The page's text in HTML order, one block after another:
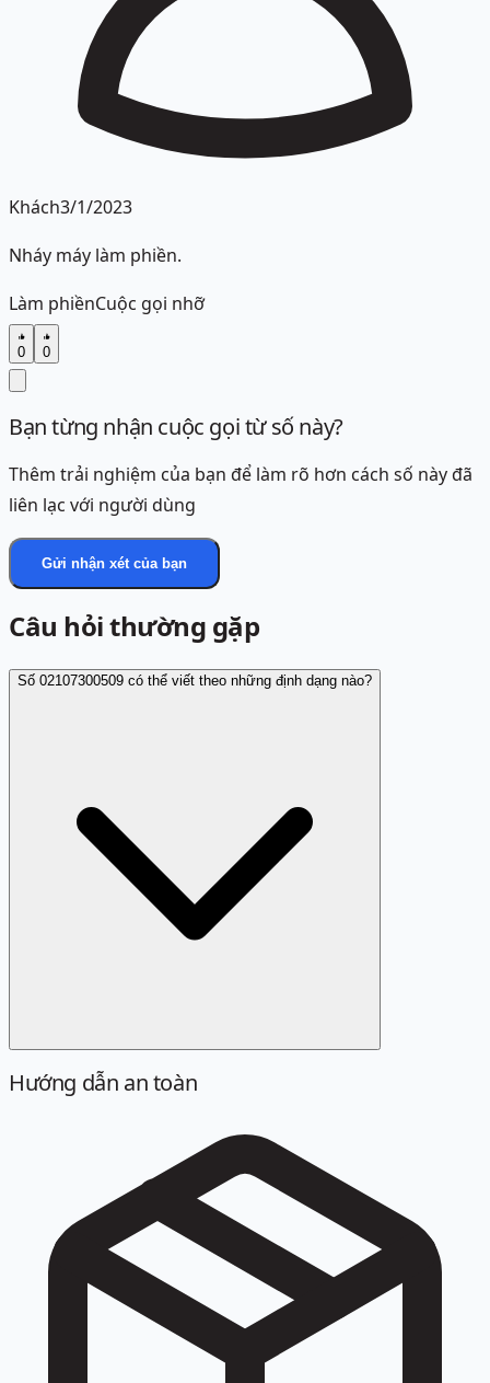
Khách3/1/2023
Nháy máy làm phiền.
Làm phiềnCuộc gọi nhỡ
0 0
Bạn từng nhận cuộc gọi từ số này?
Thêm trải nghiệm của bạn để làm rõ hơn cách số này đã
liên lạc với người dùng
Gửi nhận xét của bạn
Câu hỏi thường gặp
Số 02107300509 có thể viết theo những định dạng nào?
Định dạng chuẩn là 02107300509. Các cách viết sau đây
021 0730 0509, +842107300509, +84 21 07300509.
Hướng dẫn an toàn